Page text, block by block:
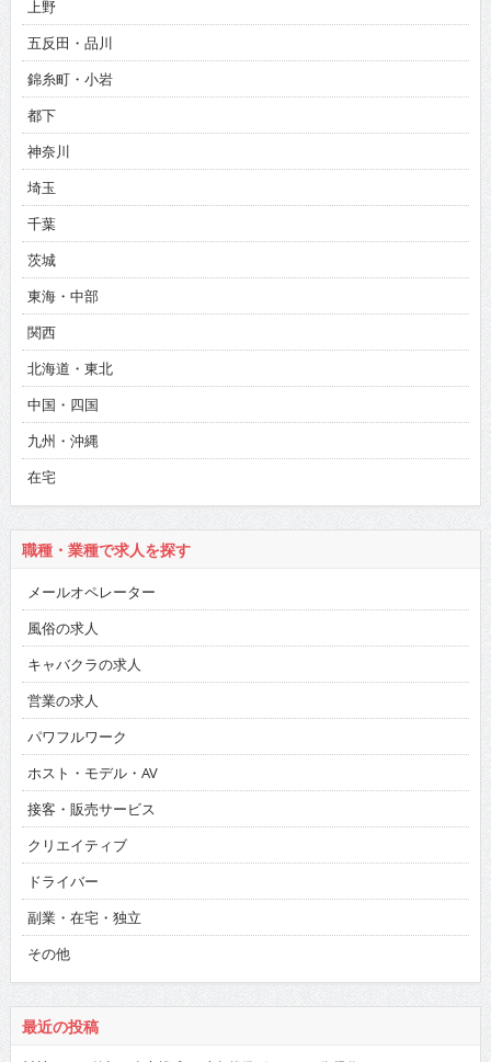
上野
五反田・品川
錦糸町・小岩
都下
神奈川
埼玉
千葉
茨城
東海・中部
関西
北海道・東北
中国・四国
九州・沖縄
在宅
職種・業種で求人を探す
メールオペレーター
風俗の求人
キャバクラの求人
営業の求人
パワフルワーク
ホスト・モデル・AV
接客・販売サービス
クリエイティブ
ドライバー
副業・在宅・独立
その他
最近の投稿